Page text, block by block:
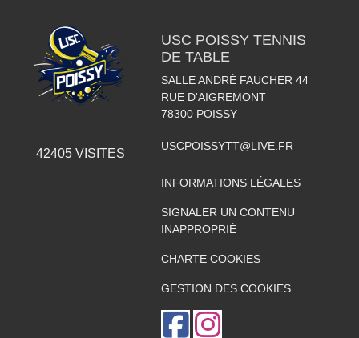
42405VISITES
USC POISSY TENNIS
DE TABLE
SALLE ANDRÉ FAUCHER 44
RUE D'AIGREMONT
78300 POISSY
USCPOISSYTT@LIVE.FR
INFORMATIONS LÉGALES
SIGNALER UN CONTENU
INAPPROPRIÉ
CHARTE COOKIES
GESTION DES COOKIES